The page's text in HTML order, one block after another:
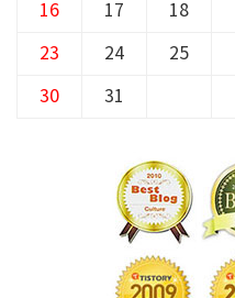
16 17 18
23 24 25
30 31